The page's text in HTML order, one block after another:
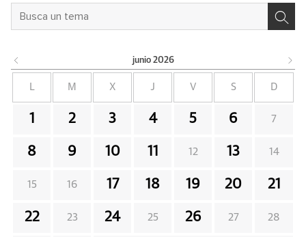
junio 2026
L M X J V S D
1 2 3 4 5 6 7
8 9 10 11 12 13 14
15 16 17 18 19 20 21
22 23 24 25 26 27 28